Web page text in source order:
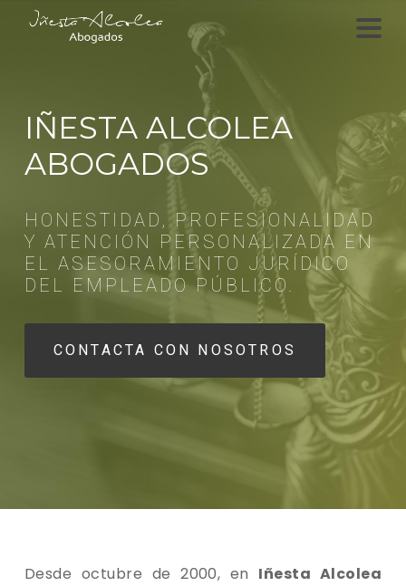
IÑESTA ALCOLEA
ABOGADOS
HONESTIDAD, PROFESIONALIDAD
Y ATENCIÓN PERSONALIZADA EN
EL ASESORAMIENTO JURÍDICO
DEL EMPLEADO PÚBLICO.
CONTACTA CON NOSOTROS
Desde octubre de 2000, en Iñesta Alcolea